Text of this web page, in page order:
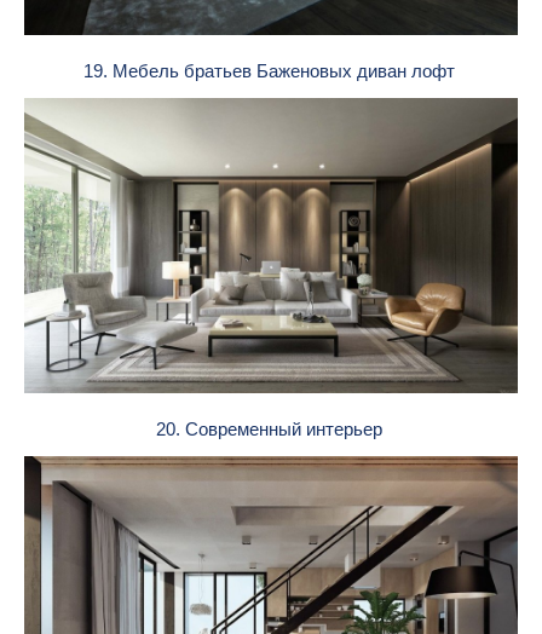
19. Мебель братьев Баженовых диван лофт
20. Современный интерьер